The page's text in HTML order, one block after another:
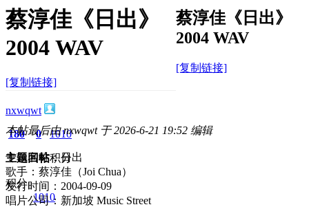
蔡淳佳《日出》
2004 WAV
[复制链接]
蔡淳佳《日出》
2004 WAV
[复制链接]
nxwqwt
180
主题
0
回帖
1010
积分
积分
1010
本帖最后由 nxwqwt 于 2026-6-21 19:52 编辑
专辑名称：日出
歌手：蔡淳佳（Joi Chua）
发行时间：2004-09-09
唱片公司：新加坡 Music Street